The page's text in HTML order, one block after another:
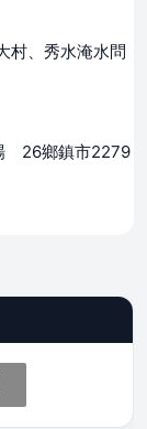
村、秀水淹水問
26鄉鎮市2279